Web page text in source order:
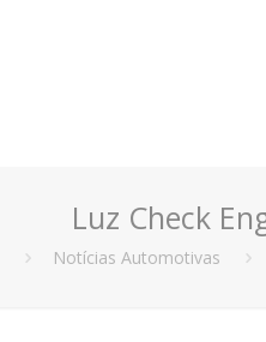
Luz Check
Notícias Automotivas